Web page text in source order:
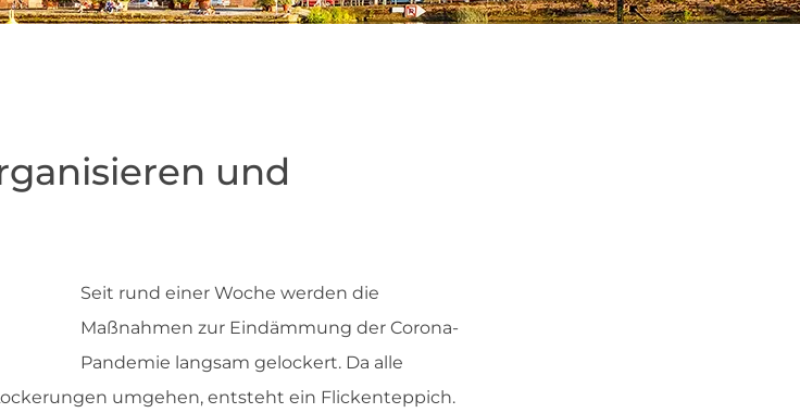
und
Seit rund einer Woche werden die
Maßnahmen zur Eindämmung der Corona-
Pandemie langsam gelockert. Da alle
umgehen, entsteht ein Flickenteppich.